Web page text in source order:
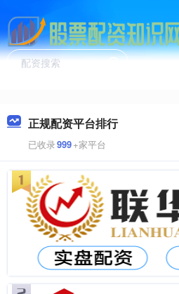
正规配资平台排行
已收录999+家平台